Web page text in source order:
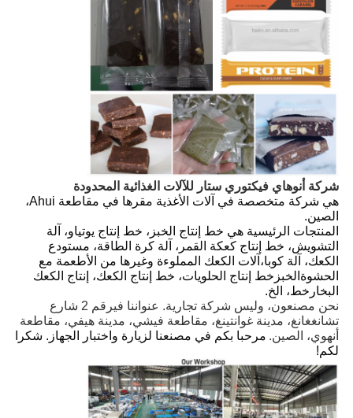
شركة أنوهاي فيكتوري ستار للآلات الغذائية المحدودة
هي شركة متخصصة في آلات الأغذية مقرها في مقاطعة Ahui،
الصين.
المنتجات الرئيسية هي خط إنتاج الخبز، خط إنتاج يوتياو، آلة
التشويش، خط إنتاج كعكة القمر، آلة كرة الطاقة، مستودع
الكعك، آلة كوبا،آلات الكعك المملوءة وغيرها من الأطعمة مع
الحشوةالخبز خط إنتاج الحلويات، خط إنتاج الكعك، إنتاج الكعك
البخار خط، الخ.
نحن مصنعون، وليس شركة تجارية. عنواننا في
رقم 2 شارع
تشانغغانغ، مدينة غوانتينغ، مقاطعة فيشي، مدينة هيفي، مقاطعة
أنهوي، الصين. مرحبا بكم في مصنعنا لزيارة واختبار الجهاز. شكرا
لكم!